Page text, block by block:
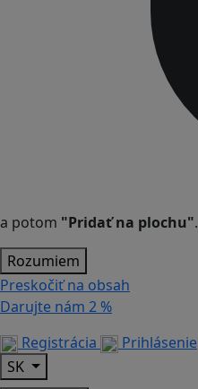
a potom "Pridať na plochu".
Rozumiem
Preskočiť na obsah
Darujte nám 2 %
Registrácia
Prihlásenie
SK